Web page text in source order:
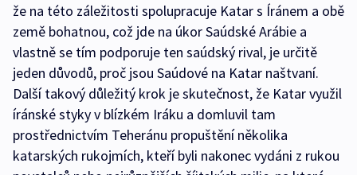
že na této záležitosti spolupracuje Katar s Íránem a obě
země bohatnou, což jde na úkor Saúdské Arábie a
vlastně se tím podporuje ten saúdský rival, je určitě
jeden důvodů, proč jsou Saúdové na Katar naštvaní.
Další takový důležitý krok je skutečnost, že Katar využil
íránské styky v blízkém Iráku a domluvil tam
prostřednictvím Teheránu propuštění několika
katarských rukojmích, kteří byli nakonec vydáni z rukou